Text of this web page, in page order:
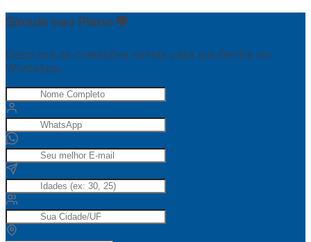
Simule seu Plano 🛡️
Descubra as condições exatas para sua família no
WhatsApp.